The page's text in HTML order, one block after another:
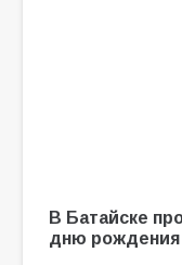
В Батайске
дню